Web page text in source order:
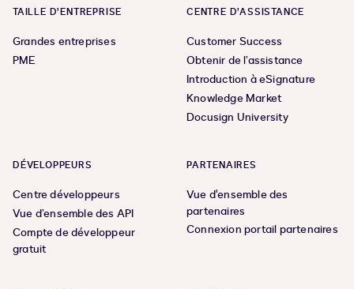
TAILLE D’ENTREPRISE
Grandes entreprises
PME
CENTRE D’ASSISTANCE
Customer Success
Obtenir de l’assistance
Introduction à eSignature
Knowledge Market
Docusign University
DÉVELOPPEURS
Centre développeurs
Vue d’ensemble des API
Compte de développeur
gratuit
PARTENAIRES
Vue d'ensemble des
partenaires
Connexion portail partenaires